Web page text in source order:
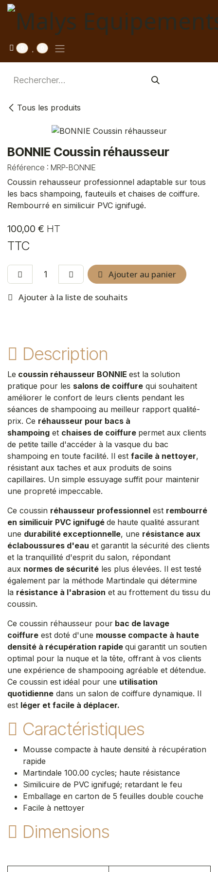
Se rendre au contenu
Tous les produits
BONNIE Coussin réhausseur
Référence : MRP-BONNIE
Coussin rehausseur professionnel adaptable sur tous
les bacs shampoing, fauteuils et chaises de coiffure.
Rembourré en similicuir PVC ignifugé.
100,00 € HT
TTC
Ajouter au panier
Ajouter à la liste de souhaits
Description
Le coussin réhausseur BONNIE est la solution
pratique pour les salons de coiffure qui souhaitent
améliorer le confort de leurs clients pendant les
séances de shampooing au meilleur rapport qualité-
prix. Ce réhausseur pour bacs à
shampoing et chaises de coiffure permet aux clients
de petite taille d'accéder à la vasque du bac
shampoing en toute facilité. Il est facile à nettoyer,
résistant aux taches et aux produits de soins
capillaires. Un simple essuyage suffit pour maintenir
une propreté impeccable.
Ce coussin réhausseur professionnel est rembourré
en similicuir PVC ignifugé de haute qualité assurant
une durabilité exceptionnelle, une résistance aux
éclaboussures d'eau et garantit la sécurité des clients
et la tranquillité d'esprit du salon, répondant
aux normes de sécurité les plus élevées. Il est testé
également par la méthode Martindale qui détermine
la résistance à l'abrasion et au frottement du tissu du
coussin.
Ce coussin réhausseur pour bac de lavage
coiffure est doté d'une mousse compacte à haute
densité à récupération rapide qui garantit un soutien
optimal pour la nuque et la tête, offrant à vos clients
une expérience de shampooing agréable et détendue.
Ce coussin est idéal pour une utilisation
quotidienne dans un salon de coiffure dynamique. Il
est léger et facile à déplacer.
Caractéristiques
Mousse compacte à haute densité à récupération
rapide
Martindale 100.00 cycles; haute résistance
Similicuire de PVC ignifugé; retardant le feu
Emballage en carton de 5 feuilles double couche
Facile à nettoyer
Dimensions